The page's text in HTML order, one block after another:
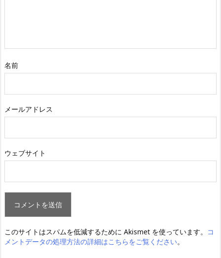
名前
メールアドレス
ウェブサイト
このサイトはスパムを低減するために Akismet を使っています。 コ
メントデータの処理方法の詳細はこちらをご覧ください。